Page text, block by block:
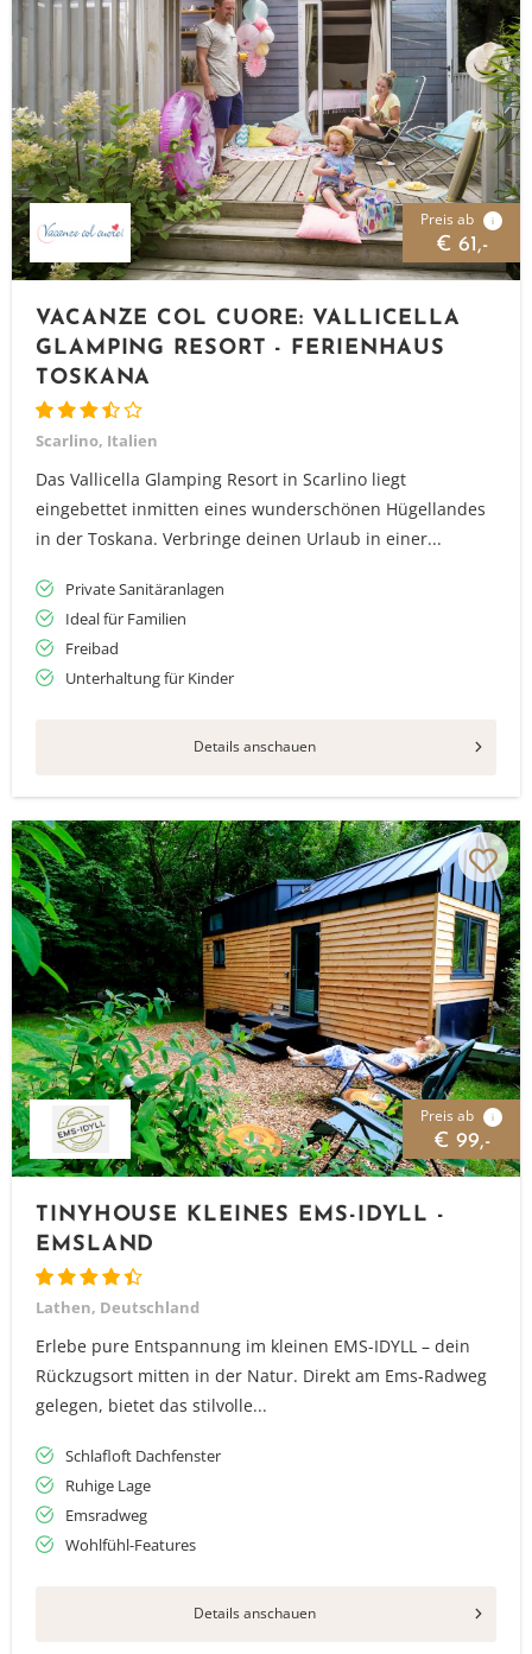
Preis ab i
€ 61,-
VACANZE COL CUORE: VALLICELLA
GLAMPING RESORT - FERIENHAUS
TOSKANA
Scarlino, Italien
Das Vallicella Glamping Resort in Scarlino liegt
eingebettet inmitten eines wunderschönen Hügellandes
in der Toskana. Verbringe deinen Urlaub in einer...
Private Sanitäranlagen
Ideal für Familien
Freibad
Unterhaltung für Kinder
Details anschauen
Preis ab i
€ 99,-
TINYHOUSE KLEINES EMS-IDYLL -
EMSLAND
Lathen, Deutschland
Erlebe pure Entspannung im kleinen EMS-IDYLL – dein
Rückzugsort mitten in der Natur. Direkt am Ems-Radweg
gelegen, bietet das stilvolle...
Schlafloft Dachfenster
Ruhige Lage
Emsradweg
Wohlfühl-Features
Details anschauen